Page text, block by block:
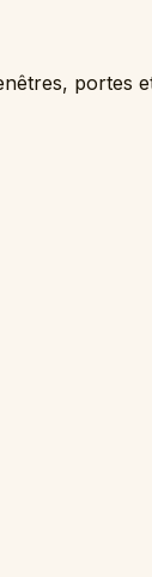
portes